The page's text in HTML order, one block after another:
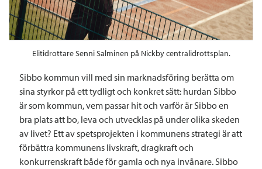
Elitidrottare Senni Salminen på Nickby centralidrottsplan.
Sibbo kommun vill med sin marknadsföring berätta om
sina styrkor på ett tydligt och konkret sätt: hurdan Sibbo
är som kommun, vem passar hit och varför är Sibbo en
bra plats att bo, leva och utvecklas på under olika skeden
av livet? Ett av spetsprojekten i kommunens strategi är att
förbättra kommunens livskraft, dragkraft och
konkurrenskraft både för gamla och nya invånare. Sibbo